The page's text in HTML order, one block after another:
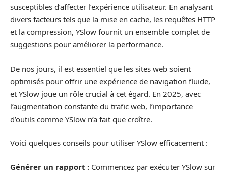
susceptibles d’affecter l’expérience utilisateur. En analysant
divers facteurs tels que la mise en cache, les requêtes HTTP
et la compression, YSlow fournit un ensemble complet de
suggestions pour améliorer la performance.
De nos jours, il est essentiel que les sites web soient
optimisés pour offrir une expérience de navigation fluide,
et YSlow joue un rôle crucial à cet égard. En 2025, avec
l’augmentation constante du trafic web, l’importance
d’outils comme YSlow n’a fait que croître.
Voici quelques conseils pour utiliser YSlow efficacement :
Générer un rapport : Commencez par exécuter YSlow sur